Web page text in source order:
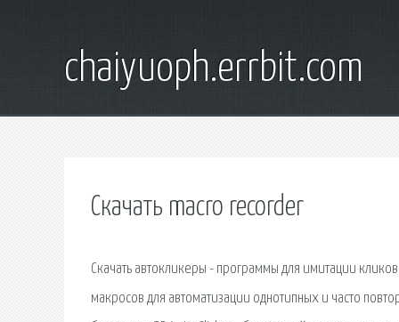
chaiyuoph.errbit.com
Скачать macro recorder
Скачать автокликеры - программы для имитации
макросов для автоматизации однотипных и часто